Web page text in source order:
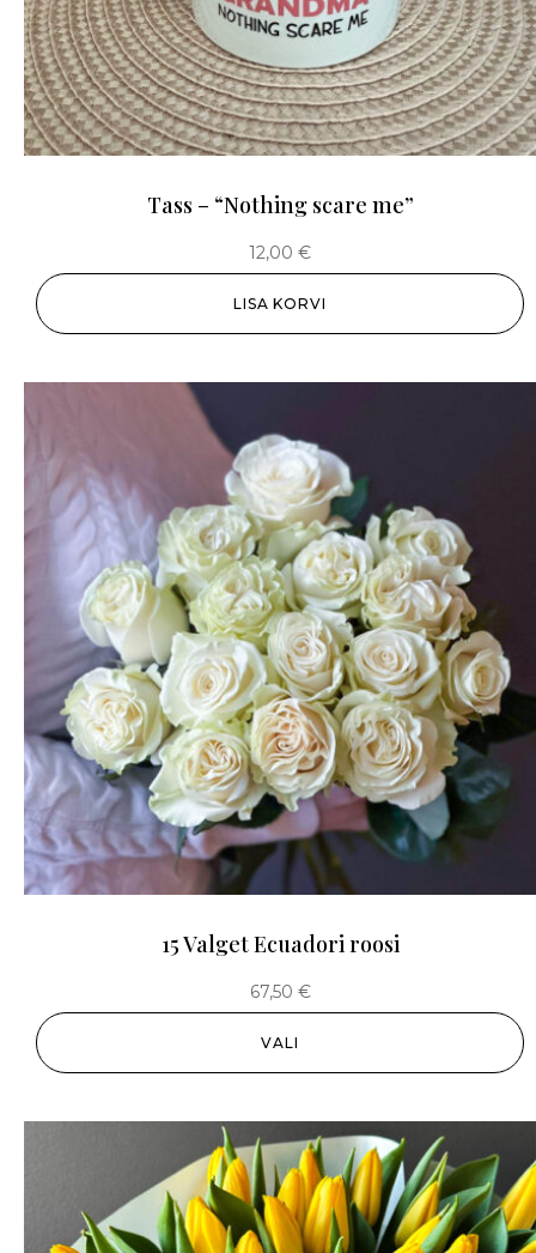
Tass – “Nothing scare me”
12,00 €
LISA KORVI
15 Valget Ecuadori roosi
67,50 €
VALI